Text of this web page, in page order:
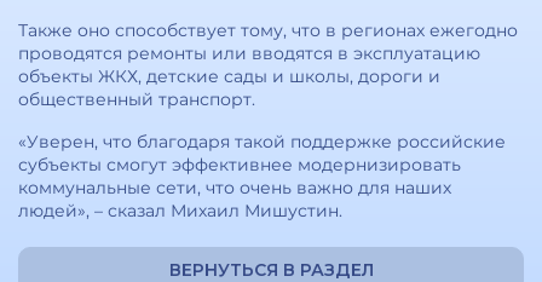
Также оно способствует тому, что в регионах ежегодно
проводятся ремонты или вводятся в эксплуатацию
объекты ЖКХ, детские сады и школы, дороги и
общественный транспорт.
«Уверен, что благодаря такой поддержке российские
субъекты смогут эффективнее модернизировать
коммунальные сети, что очень важно для наших
людей», – сказал Михаил Мишустин.
ВЕРНУТЬСЯ В РАЗДЕЛ